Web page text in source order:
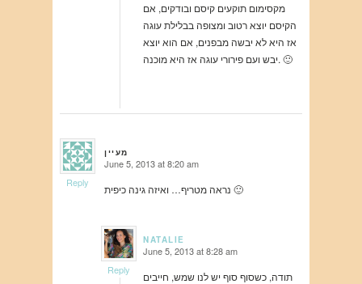
מקסימום תוקעים קיסם ובודקים, אם
הקיסם יוצא רטוב ומצופה בבלילת עוגה
אז היא לא יבשה מבפנים, אם הוא יוצא
יבש ועם פירורי עוגה אז היא מוכנה. 🙂
מעיין
says: June 5, 2013 at 8:20 am
נראה מטריף… ואיזה גינה כיפית 🙂 Reply
NATALIE
says: June 5, 2013 at 8:28 am
תודה, כשסוף סוף יש לנו שמש, חייבים
Reply